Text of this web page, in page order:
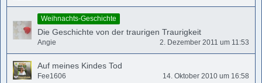
Weihnachts-Geschichte
Die Geschichte von der traurigen Traurigkeit
Angie 2. Dezember 2011 um 11:53
Auf meines Kindes Tod
Fee1606 14. Oktober 2010 um 16:58